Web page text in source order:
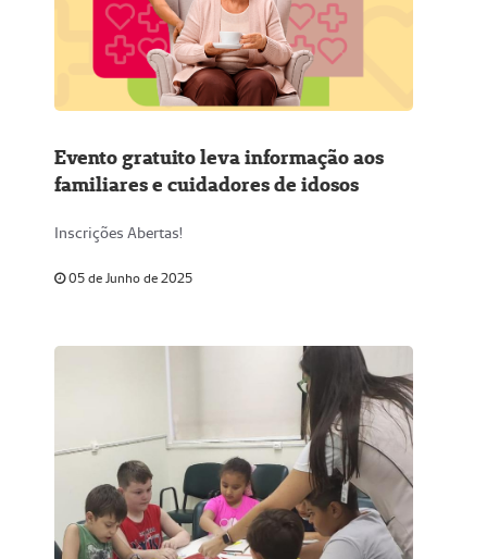
Evento gratuito leva informação aos
familiares e cuidadores de idosos
Inscrições Abertas!
05 de Junho de 2025